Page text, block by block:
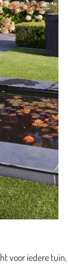
voor iedere